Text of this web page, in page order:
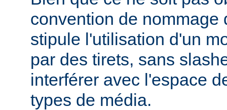
convention de nommage
stipule l'utilisation d'un
par des tirets, sans
interférer avec l'espace
types de média.